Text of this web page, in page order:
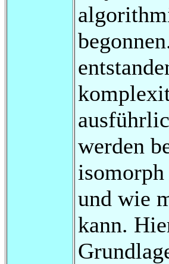
werden
und wie
kann.